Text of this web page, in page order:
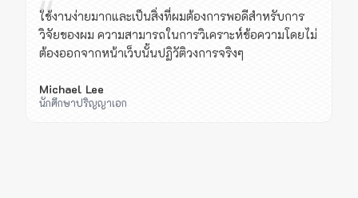
“
ใช้งานง่ายมากและเป็นสิ่งที่ผมต้องการพอดีสำหรับการ
วิจัยของผม ความสามารถในการวิเคราะห์ข้อความโดยไม่
ต้องออกจากหน้าเว็บนั้นปฏิวัติวงการจริงๆ
Michael Lee
นักศึกษาปริญญาเอก